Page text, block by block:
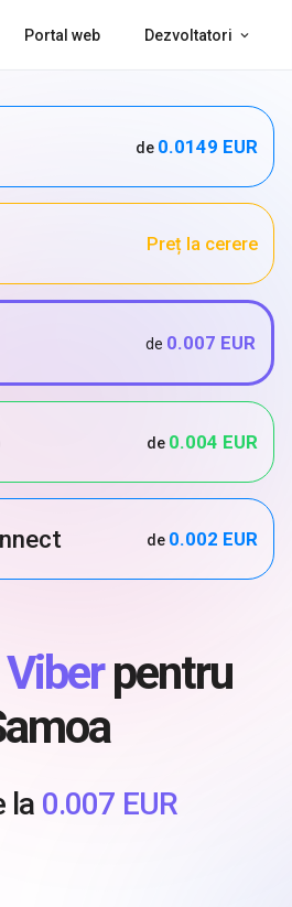
Portal web Dezvoltatori
de 0.0149 EUR
Preț la cerere
de 0.007 EUR
de 0.004 EUR
de 0.002 EUR
Viberpentru
la 0.007 EUR